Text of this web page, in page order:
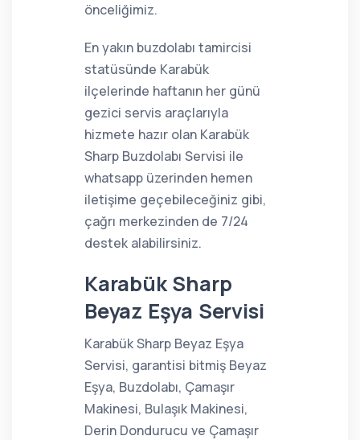
önceliğimiz.
En yakın buzdolabı tamircisi
statüsünde Karabük
ilçelerinde haftanın her günü
gezici servis araçlarıyla
hizmete hazır olan Karabük
Sharp Buzdolabı Servisi ile
whatsapp üzerinden hemen
iletişime geçebileceğiniz gibi,
çağrı merkezinden de 7/24
destek alabilirsiniz.
Karabük Sharp
Beyaz Eşya Servisi
Karabük Sharp Beyaz Eşya
Servisi, garantisi bitmiş Beyaz
Eşya, Buzdolabı, Çamaşır
Makinesi, Bulaşık Makinesi,
Derin Dondurucu ve Çamaşır